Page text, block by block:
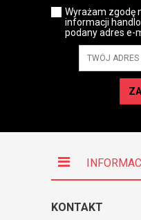
Wyrażam zgodę
informacji
podany adres e-
KONTAKT